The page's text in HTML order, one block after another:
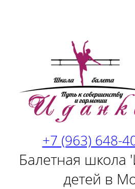
+7 (963) 648-
Балетная школа
детей в